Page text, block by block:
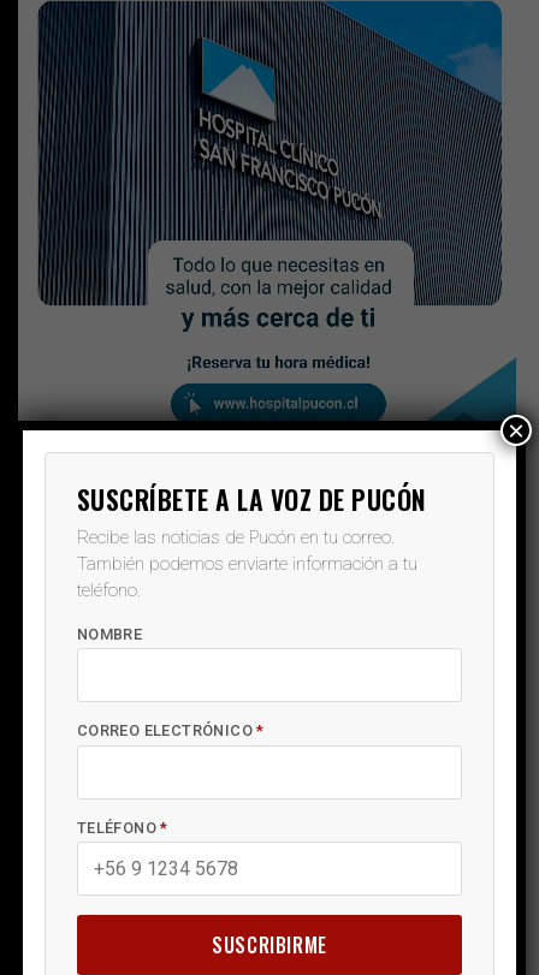
SUSCRÍBETE A LA VOZ DE PUCÓN
Recibe las noticias de Pucón en tu correo.
También podemos enviarte información a tu
teléfono.
NOMBRE
CORREO ELECTRÓNICO*
TELÉFONO*
SUSCRIBIRME
×